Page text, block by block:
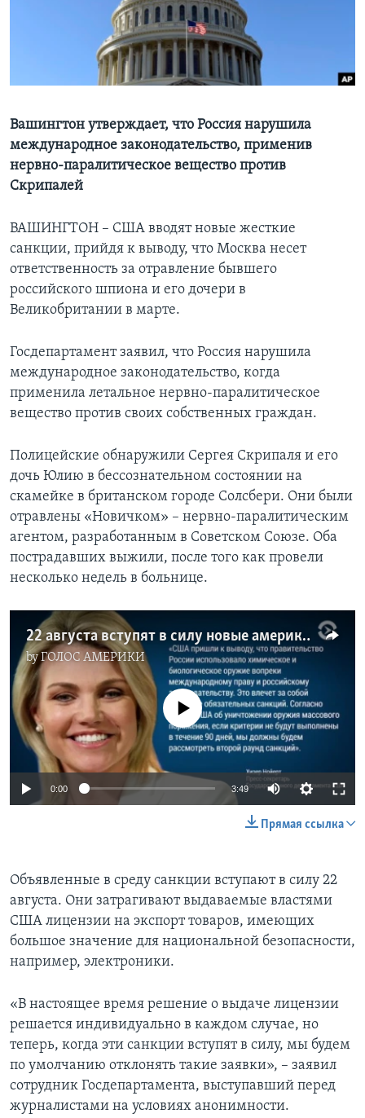
СОЦИАЛЬНЫЕ СЕТИ
Языки
Вашингтон утверждает, что Россия нарушила
международное законодательство, применив
нервно-паралитическое вещество против
Скрипалей
ВАШИНГТОН – США вводят новые жесткие
санкции, прийдя к выводу, что Москва несет
ответственность за отравление бывшего
российского шпиона и его дочери в
Великобритании в марте.
Госдепартамент заявил, что Россия нарушила
международное законодательство, когда
применила летальное нервно-паралитическое
вещество против своих собственных граждан.
Полицейские обнаружили Сергея Скрипаля и его
дочь Юлию в бессознательном состоянии на
скамейке в британском городе Солсбери. Они были
отравлены «Новичком» – нервно-паралитическим
агентом, разработанным в Советском Союзе. Оба
пострадавших выжили, после того как провели
несколько недель в больнице.
22 августа вступят в силу новые американские санкции против России
byГОЛОС АМЕРИКИ
No media source currently available
0:00 3:49
Прямая ссылка
Объявленные в среду санкции вступают в силу 22
августа. Они затрагивают выдаваемые властями
США лицензии на экспорт товаров, имеющих
большое значение для национальной безопасности,
например, электроники.
«В настоящее время решение о выдаче лицензии
решается индивидуально в каждом случае, но
теперь, когда эти санкции вступят в силу, мы будем
по умолчанию отклонять такие заявки», – заявил
сотрудник Госдепартамента, выступавший перед
журналистами на условиях анонимности.